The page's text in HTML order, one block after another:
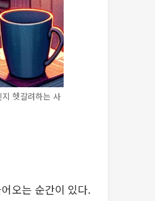
헷갈려하는 사
오는 순간이 있다.